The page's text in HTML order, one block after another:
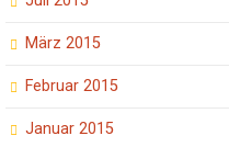
März 2015
Februar 2015
Januar 2015